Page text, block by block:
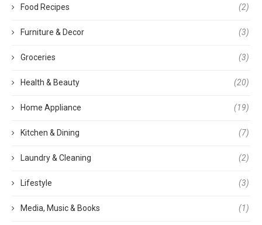
Food Recipes (2)
Furniture & Decor (3)
Groceries (3)
Health & Beauty (20)
Home Appliance (19)
Kitchen & Dining (7)
Laundry & Cleaning (2)
Lifestyle (3)
Media, Music & Books (1)